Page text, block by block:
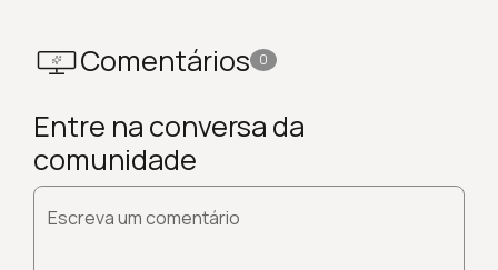
Comentários 0
Entre na conversa da
comunidade
Escreva um comentário